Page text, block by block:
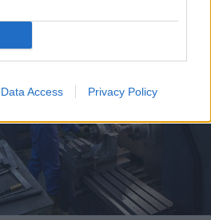
Data Access Privacy Policy